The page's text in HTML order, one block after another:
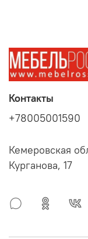
Контакты
+78005001590
Кемеровская
Курганова, 17